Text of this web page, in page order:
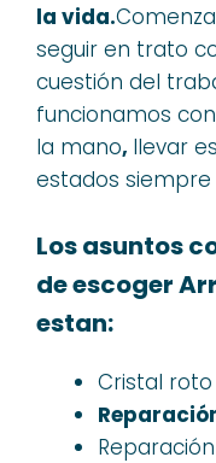
la vida.
seguir en trato
cuestión del
funcionamos
la mano, llevar
estados siempre
Los asuntos
deescoger
estan:
Cristal